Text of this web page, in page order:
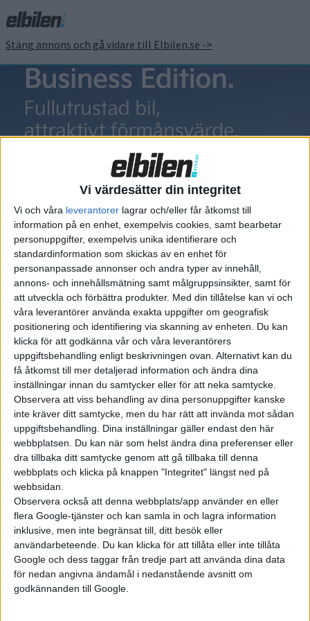
Vi värdesätter din integritet
Vi och våra leverantorer lagrar och/eller får åtkomst till
information på en enhet, exempelvis cookies, samt bearbetar
personuppgifter, exempelvis unika identifierare och
standardinformation som skickas av en enhet för
personanpassade annonser och andra typer av innehåll,
annons- och innehållsmätning samt målgruppsinsikter, samt för
att utveckla och förbättra produkter. Med din tillåtelse kan vi och
våra leverantörer använda exakta uppgifter om geografisk
positionering och identifiering via skanning av enheten. Du kan
klicka för att godkänna vår och våra leverantörers
uppgiftsbehandling enligt beskrivningen ovan. Alternativt kan du
få åtkomst till mer detaljerad information och ändra dina
inställningar innan du samtycker eller för att neka samtycke.
Observera att viss behandling av dina personuppgifter kanske
inte kräver ditt samtycke, men du har rätt att invända mot sådan
uppgiftsbehandling. Dina inställningar gäller endast den här
webbplatsen. Du kan när som helst ändra dina preferenser eller
dra tillbaka ditt samtycke genom att gå tillbaka till denna
webbplats och klicka på knappen "Integritet" längst ned på
webbsidan.
Observera också att denna webbplats/app använder en eller
flera Google-tjänster och kan samla in och lagra information
inklusive, men inte begränsat till, ditt besök eller
användarbeteende. Du kan klicka för att tillåta eller inte tillåta
Google och dess taggar från tredje part att använda dina data
för nedan angivna ändamål i nedanstående avsnitt om
godkännanden till Google.
Stäng annons och gå vidare till Elbilen.se ->
Caterham EV
Seven
Mest lästa
5 aug 2026
Uppgift: då kommer Volvos nya eldrivna volymmodell EX50
5 aug 2026
Så räddar solceller tillverkningen av BMW iX3
Krönika: Laddningen blir dyrare i höst – grön energi enda
räddningen
5 aug 2026
LFP-batteri och kiselkarbid – A2 e-tron är Audis mest effektiva elbil
Elbilens nyhetsbrev
Håll dig uppdaterad om de senaste nyheterna!
Prenumerera